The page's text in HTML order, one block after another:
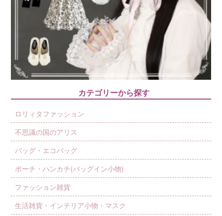
カテゴリーから探す
ロリィタファッション
不思議の国のアリス
バッグ・エコバッグ
ポーチ・ハンカチ(バッグイン小物)
ファッション雑貨
生活雑貨・インテリア小物・マスク